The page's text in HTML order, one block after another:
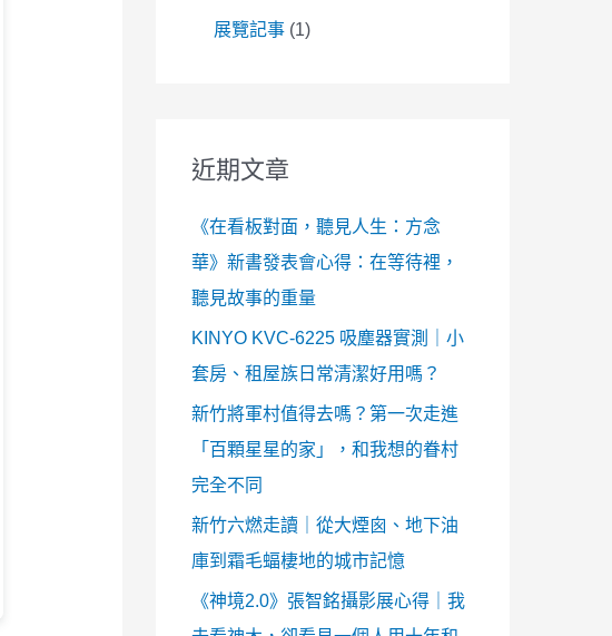
展覽記事 (1)
近期文章
《在看板對面，聽見人生：方念
華》新書發表會心得：在等待裡，
聽見故事的重量
KINYO KVC-6225 吸塵器實測｜小
套房、租屋族日常清潔好用嗎？
新竹將軍村值得去嗎？第一次走進
「百顆星星的家」，和我想的眷村
完全不同
新竹六燃走讀｜從大煙囪、地下油
庫到霜毛蝠棲地的城市記憶
《神境2.0》張智銘攝影展心得｜我